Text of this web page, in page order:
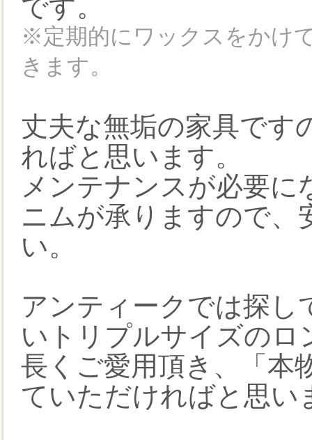
です。
※定期的にワックスをかけ
きます。
丈夫な無垢の家具です
ればと思います。
メンテナンスが必要
ニムが承りますので、
い。
アンティークでは探
いトリプルサイズのロ
長くご愛用頂き、「本
ていただければと思い